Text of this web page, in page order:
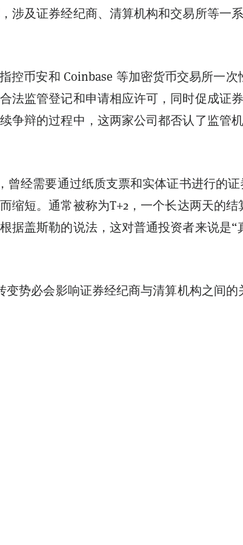
涉及证券经纪商、清算机构和交易所等一
控币安和 Coinbase 等加密货币交易所一次
法监管登记和申请相应许可，同时促成证
争辩的过程中，这两家公司都否认了监管
曾经需要通过纸质支票和实体证书进行的
缩短。通常被称为T+2，一个长达两天的结
据盖斯勒的说法，这对普通投资者来说是“
变势必会影响证券经纪商与清算机构之间的